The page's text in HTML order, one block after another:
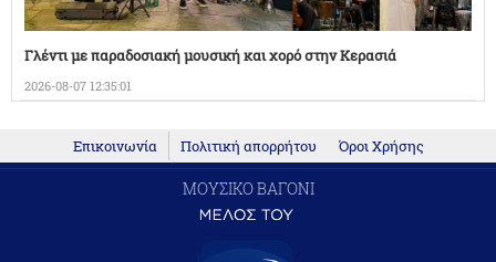
Γλέντι με παραδοσιακή μουσική και χορό στην Κερασιά
2026-08-07 12:35:01
Επικοινωνία Πολιτική απορρήτου Όροι Χρήσης
ΜΟΥΣΙΚΟ ΒΑΓΟΝΙ